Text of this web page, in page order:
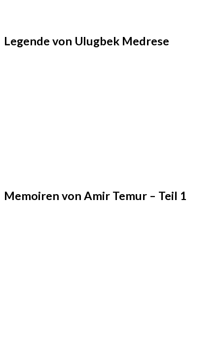
Legende von Ulugbek Medrese
Memoiren von Amir Temur – Teil 1